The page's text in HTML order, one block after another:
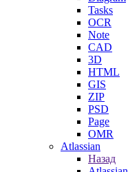
Tasks
OCR
Note
CAD
3D
HTML
GIS
ZIP
PSD
Page
OMR
Atlassian
Назад